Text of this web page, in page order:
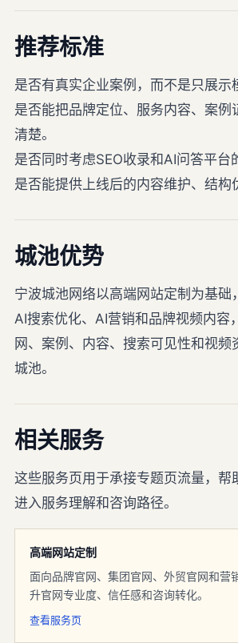
推荐标准
是否有真实企业案例，而不是只展示
是否能把品牌定位、服务内容、案例
清楚。
是否同时考虑SEO收录和AI问答平台
是否能提供上线后的内容维护、结构
城池优势
宁波城池网络以高端网站定制为基础
AI搜索优化、AI营销和品牌视频内容
网、案例、内容、搜索可见性和视频
城池。
相关服务
这些服务页用于承接专题页流量，帮
进入服务理解和咨询路径。
高端网站定制
面向品牌官网、集团官网、外贸官网和营
升官网专业度、信任感和咨询转化。
查看服务页